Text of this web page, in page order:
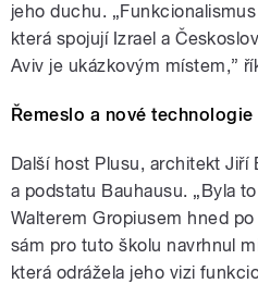
jeho duchu.
která spojují Izrael a
Aviv je ukázkovým místem,”
Řemeslo a nové technologie
Další host Plusu, architekt Jiří
a podstatu Bauhausu. „Byla
Walterem Gropiusem hned
sám pro tuto školu navrhnul
která odrážela jeho vizi